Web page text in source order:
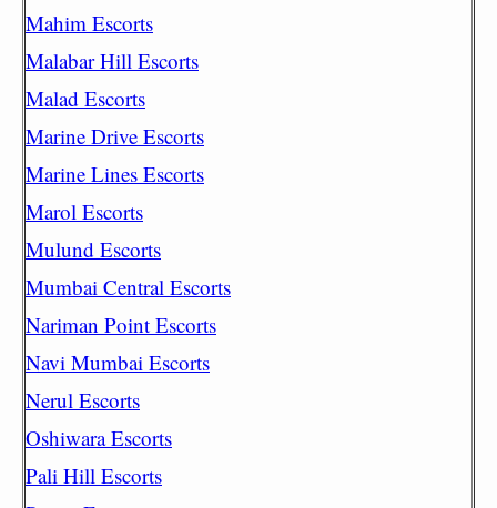
Mahim Escorts
Malabar Hill Escorts
Malad Escorts
Marine Drive Escorts
Marine Lines Escorts
Marol Escorts
Mulund Escorts
Mumbai Central Escorts
Nariman Point Escorts
Navi Mumbai Escorts
Nerul Escorts
Oshiwara Escorts
Pali Hill Escorts